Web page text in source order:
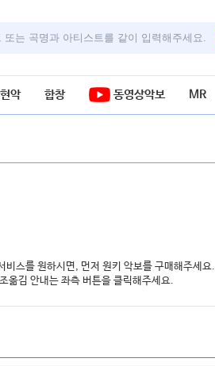
악 합창 동영상악보 MR
비스를 원하시면, 먼저 원키 악보를 구매해주세요.
옮김 안내는 좌측 버튼을 클릭해주세요.